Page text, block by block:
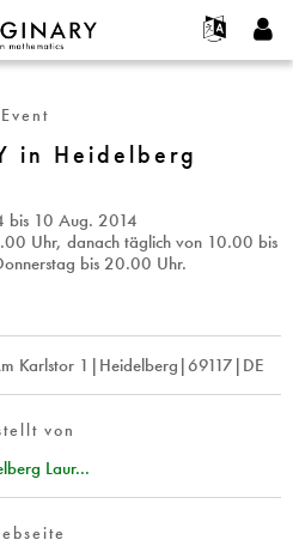
Filme
Texte
erstellen
Event
in Heidelberg
bis 10 Aug. 2014
Uhr, danach täglich von 10.00 bis
bis 20.00 Uhr.
Karlstor 1|Heidelberg|69117|DE
von
Laur...